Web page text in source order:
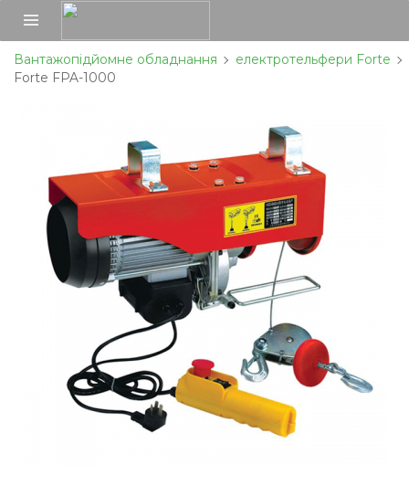
Вантажопідйомне обладнання
електротельфери Forte
Forte FPA-1000